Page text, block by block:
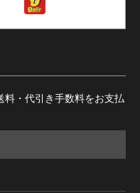
料・代引き手数料をお支払